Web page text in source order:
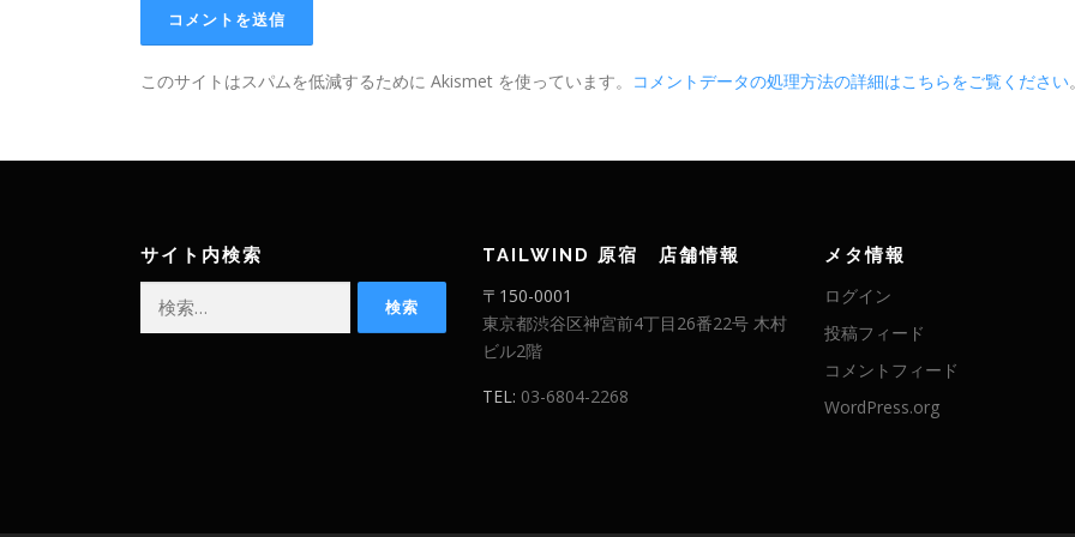
このサイトはスパムを低減するために Akismet を使っています。 コメントデータの処理方法の詳細はこちらをご覧ください
サイト内検索 TAILWIND 原宿 店舗情報
〒150-0001
東京都渋谷区神宮前4丁目26番22号 木村
ビル2階
TEL: 03-6804-2268
メタ情報
ログイン
投稿フィード
コメントフィード
WordPress.org